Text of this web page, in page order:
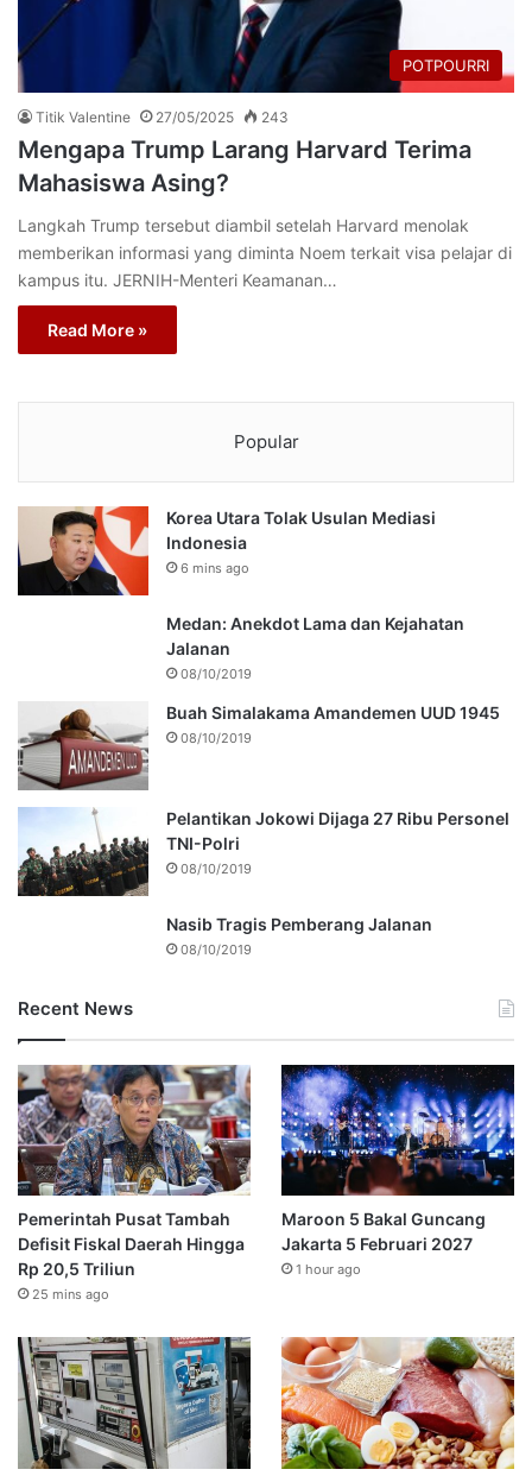
POTPOURRI
Titik Valentine 27/05/2025 243
Mengapa Trump Larang Harvard Terima
Mahasiswa Asing?
Langkah Trump tersebut diambil setelah Harvard menolak
memberikan informasi yang diminta Noem terkait visa pelajar di
kampus itu. JERNIH-Menteri Keamanan…
Read More »
Popular
Korea Utara Tolak Usulan Mediasi
Indonesia
6 mins ago
Medan: Anekdot Lama dan Kejahatan
Jalanan
08/10/2019
Buah Simalakama Amandemen UUD 1945
08/10/2019
Pelantikan Jokowi Dijaga 27 Ribu Personel
TNI-Polri
08/10/2019
Nasib Tragis Pemberang Jalanan
08/10/2019
Recent News
Pemerintah Pusat Tambah
Defisit Fiskal Daerah Hingga
Rp 20,5 Triliun
25 mins ago
Maroon 5 Bakal Guncang
Jakarta 5 Februari 2027
1 hour ago